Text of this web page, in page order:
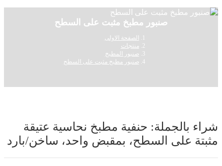
صنبور مطبخ مثبت على السطح
الصفحة الاولى
منتجات
صنبور المطبخ
صنبور مطبخ مثبت على السطح
شراء بالجملة: حنفية مطبخ نحاسية عتيقة
مثبتة على السطح، بمقبض واحد، ساخن/بارد